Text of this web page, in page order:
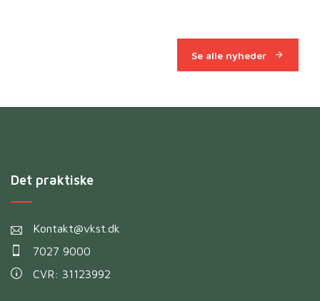
Se alle nyheder
Det praktiske
Kontakt@vkst.dk
7027 9000
CVR: 31123992